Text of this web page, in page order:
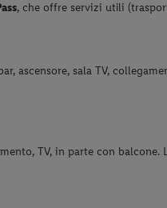
, che offre servizi utili
ascensore, sala TV,
TV, in parte con balcone.